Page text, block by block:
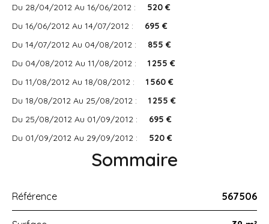
Du 28/04/2012 Au 16/06/2012 :
520 €
Du 16/06/2012 Au 14/07/2012 :
695 €
Du 14/07/2012 Au 04/08/2012 :
855 €
Du 04/08/2012 Au 11/08/2012 :
1 255 €
Du 11/08/2012 Au 18/08/2012 :
1 560 €
Du 18/08/2012 Au 25/08/2012 :
1 255 €
Du 25/08/2012 Au 01/09/2012 :
695 €
Du 01/09/2012 Au 29/09/2012 :
520 €
Sommaire
Référence 567506